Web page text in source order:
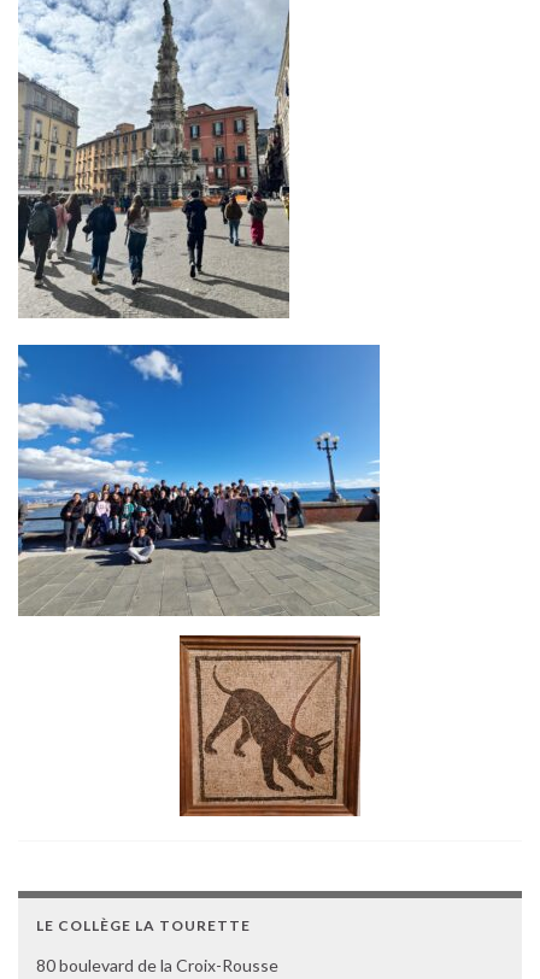
LE COLLÈGE LA TOURETTE
80 boulevard de la Croix-Rousse